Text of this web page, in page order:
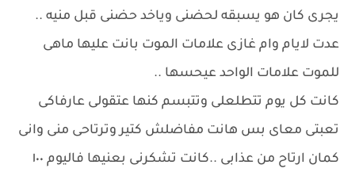
يجرى كان هو يسبقه لحضنى وياخد حضنى قبل منيه ..
عدت لايام وام غازى علامات الموت بانت عليها ماهى
للموت علامات الواحد عيحسها ..
كانت كل يوم تتطلعلى وتتبسم كنها عتقولى عارفاكى
تعبتى معاى بس هانت مفاضلش كتير وترتاحى منى وانى
كمان ارتاح من عذابى ..كانت تشكرنى بعنيها فاليوم ١٠٠